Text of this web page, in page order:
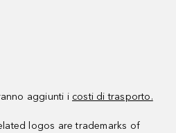
aggiunti i costi di trasporto.
logos are trademarks of